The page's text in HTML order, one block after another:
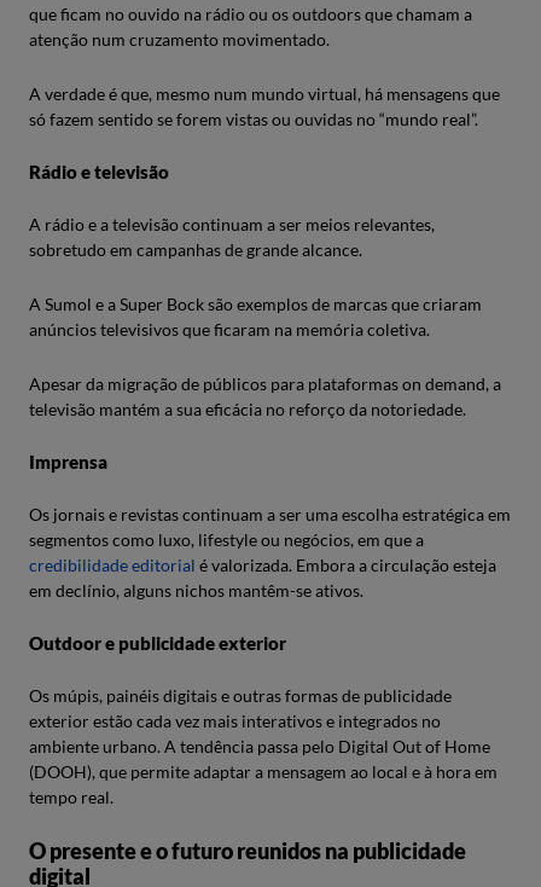
que ficam no ouvido na rádio ou os outdoors que chamam a
atenção num cruzamento movimentado.
A verdade é que, mesmo num mundo virtual, há mensagens que
só fazem sentido se forem vistas ou ouvidas no “mundo real”.
Rádio e televisão
A rádio e a televisão continuam a ser meios relevantes,
sobretudo em campanhas de grande alcance.
A Sumol e a Super Bock são exemplos de marcas que criaram
anúncios televisivos que ficaram na memória coletiva.
Apesar da migração de públicos para plataformas on demand, a
televisão mantém a sua eficácia no reforço da notoriedade.
Imprensa
Os jornais e revistas continuam a ser uma escolha estratégica em
segmentos como luxo, lifestyle ou negócios, em que a
credibilidade editorial é valorizada. Embora a circulação esteja
em declínio, alguns nichos mantêm-se ativos.
Outdoor e publicidade exterior
Os múpis, painéis digitais e outras formas de publicidade
exterior estão cada vez mais interativos e integrados no
ambiente urbano. A tendência passa pelo Digital Out of Home
(DOOH), que permite adaptar a mensagem ao local e à hora em
tempo real.
O presente e o futuro reunidos na publicidade
digital